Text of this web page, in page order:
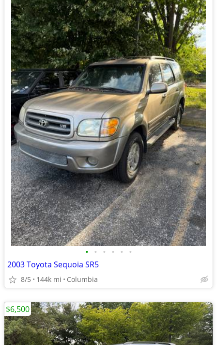
• • • • • •
2003 Toyota Sequoia SR5
8/5 144k mi Columbia
$6,500